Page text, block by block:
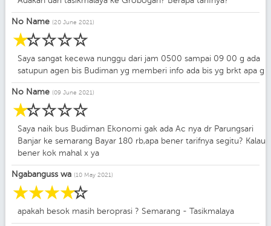
No Name (20 June 2021)
☆
☆
☆
☆
☆
Saya sangat kecewa nunggu dari jam 0500 sampai 09 00 g ada
satupun agen bis Budiman yg memberi info ada bis yg brkt apa g
No Name (09 June 2021)
☆
☆
☆
☆
☆
Saya naik bus Budiman Ekonomi gak ada Ac nya dr Parungsari
Banjar ke semarang Bayar 180 rb,apa bener tarifnya segitu? Kalau
bener kok mahal x ya
Ngabanguss wa (10 May 2021)
☆
☆
☆
☆
☆
apakah besok masih beroprasi ? Semarang - Tasikmalaya